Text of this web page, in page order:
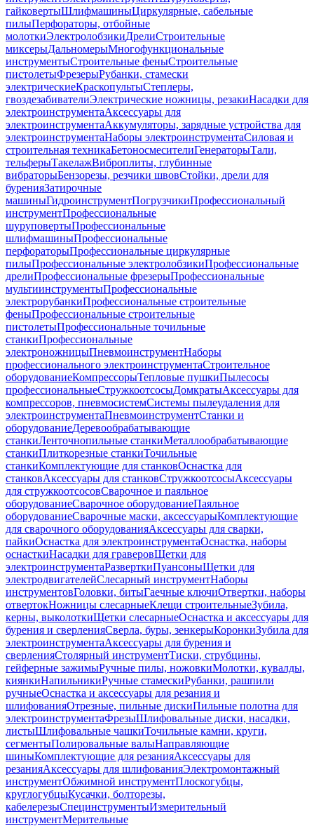
гайковертыШлифмашиныЦиркулярные, сабельные
пилыПерфораторы, отбойные
молоткиЭлектролобзикиДрелиСтроительные
миксерыДальномерыМногофункциональные
инструментыСтроительные феныСтроительные
пистолетыФрезерыРубанки, стамески
электрическиеКраскопультыСтеплеры,
гвоздезабивателиЭлектрические ножницы, резакиНасадки для
электроинструментаАксессуары для
электроинструментаАккумуляторы, зарядные устройства для
электроинструментаНаборы электроинструментаСиловая и
строительная техникаБетоносмесителиГенераторыТали,
тельферыТакелажВиброплиты, глубинные
вибраторыБензорезы, резчики швовСтойки, дрели для
буренияЗатирочные
машиныГидроинструментПогрузчикиПрофессиональный
инструментПрофессиональные
шуруповертыПрофессиональные
шлифмашиныПрофессиональные
перфораторыПрофессиональные циркулярные
пилыПрофессиональные электролобзикиПрофессиональные
дрелиПрофессиональные фрезерыПрофессиональные
мультиинструментыПрофессиональные
электрорубанкиПрофессиональные строительные
феныПрофессиональные строительные
пистолетыПрофессиональные точильные
станкиПрофессиональные
электроножницыПневмоинструментНаборы
профессионального электроинструментаСтроительное
оборудованиеКомпрессорыТепловые пушкиПылесосы
профессиональныеСтружкоотсосыДомкратыАксессуары для
компрессоров, пневмосистемСистемы пылеудаления для
электроинструментаПневмоинструментСтанки и
оборудованиеДеревообрабатывающие
станкиЛенточнопильные станкиМеталлообрабатывающие
станкиПлиткорезные станкиТочильные
станкиКомплектующие для станковОснастка для
станковАксессуары для станковСтружкоотсосыАксессуары
для стружкоотсосовСварочное и паяльное
оборудованиеСварочное оборудованиеПаяльное
оборудованиеСварочные маски, аксессуарыКомплектующие
для сварочного оборудованияАксессуары для сварки,
пайкиОснастка для электроинструментаОснастка, наборы
оснасткиНасадки для граверовЩетки для
электроинструментаРазверткиПуансоныЩетки для
электродвигателейСлесарный инструментНаборы
инструментовГоловки, битыГаечные ключиОтвертки, наборы
отвертокНожницы слесарныеКлещи строительныеЗубила,
керны, выколоткиЩетки слесарныеОснастка и аксессуары для
бурения и сверленияСверла, буры, зенкерыКоронкиЗубила для
электроинструментаАксессуары для бурения и
сверленияСтолярный инструментТиски, струбцины,
гейферные зажимыРучные пилы, ножовкиМолотки, кувалды,
киянкиНапильникиРучные стамескиРубанки, рашпили
ручныеОснастка и аксессуары для резания и
шлифованияОтрезные, пильные дискиПильные полотна для
электроинструментаФрезыШлифовальные диски, насадки,
листыШлифовальные чашкиТочильные камни, круги,
сегментыПолировальные валыНаправляющие
шиныКомплектующие для резанияАксессуары для
резанияАксессуары для шлифованияЭлектромонтажный
инструментОбжимной инструментПлоскогубцы,
круглогубцыКусачки, болторезы,
кабелерезыСпецинструментыИзмерительный
инструментМерительные